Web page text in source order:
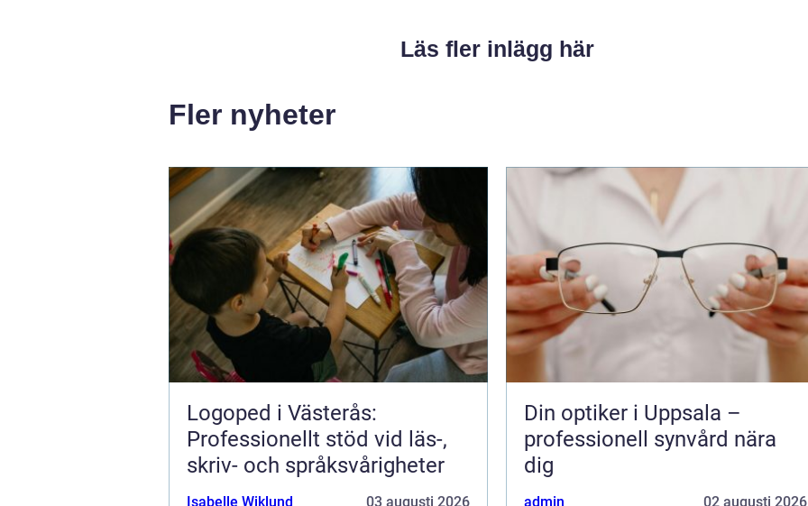
Läs fler inlägg här
Fler nyheter
Logoped i Västerås:
Professionellt stöd vid läs-,
skriv- och språksvårigheter
Isabelle Wiklund 03 augusti 2026
Din optiker i Uppsala –
professionell synvård nära
dig
admin 02 augusti 2026